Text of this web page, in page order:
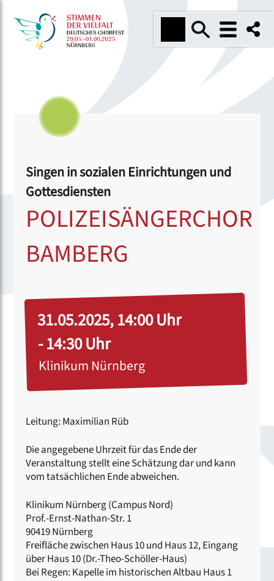
Singen in sozialen Einrichtungen und
Gottesdiensten
POLIZEISÄNGERCHOR
BAMBERG
31.05.2025, 14:00 Uhr
- 14:30 Uhr
Klinikum Nürnberg
Leitung: Maximilian Rüb
Die angegebene Uhrzeit für das Ende der
Veranstaltung stellt eine Schätzung dar und kann
vom tatsächlichen Ende abweichen.
Klinikum Nürnberg (Campus Nord)
Prof.-Ernst-Nathan-Str. 1
90419 Nürnberg
Freifläche zwischen Haus 10 und Haus 12, Eingang
über Haus 10 (Dr.-Theo-Schöller-Haus)
Bei Regen: Kapelle im historischen Altbau Haus 1